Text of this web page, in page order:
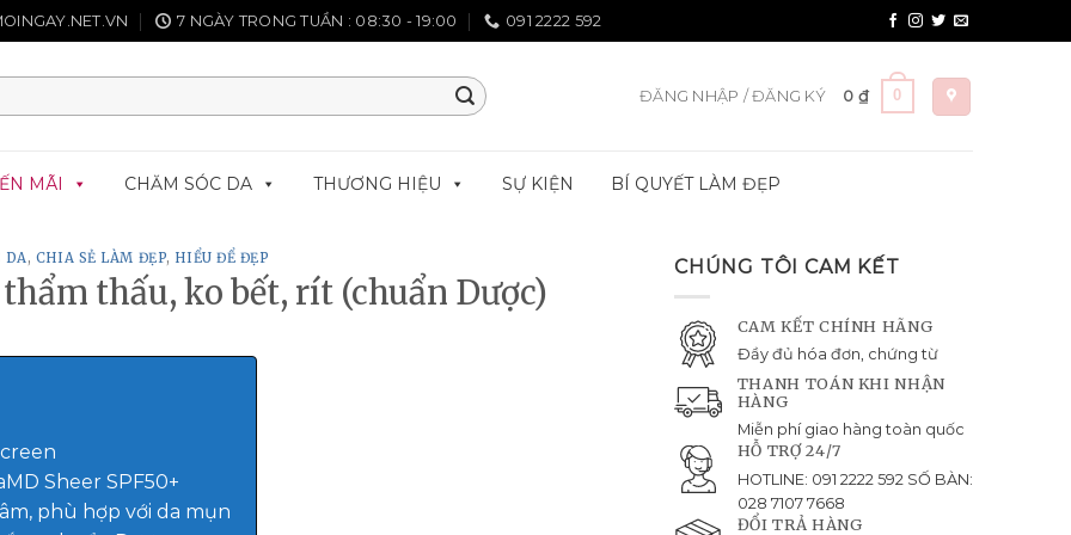
7 NGÀY TRONG TUẦN : 08:30 - 19:00 091 2222 592
ĐĂNG NHẬP / ĐĂNG KÝ 0 ₫ 0
MÃI CHĂM SÓC DA THƯƠNG HIỆU SỰ KIỆN BÍ QUYẾT LÀM ĐẸP
DA, CHIA SẺ LÀM ĐẸP, HIỂU ĐỂ ĐẸP
thấu, ko bết, rít (chuẩn Dược)
Sheer SPF50+
phù hợp với da mụn
CHÚNG TÔI CAM KẾT
CAM KẾT CHÍNH HÃNG
Đầy đủ hóa đơn, chứng từ
THANH TOÁN KHI NHẬN
HÀNG
Miễn phí giao hàng toàn quốc
HỖ TRỢ 24/7
HOTLINE: 091 2222 592 SỐ BÀN:
028 7107 7668
ĐỔI TRẢ HÀNG